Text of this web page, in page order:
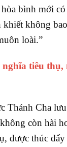
bình mới có
không
loài.”
tiêu
Thánh Cha
còn hài
được thúc